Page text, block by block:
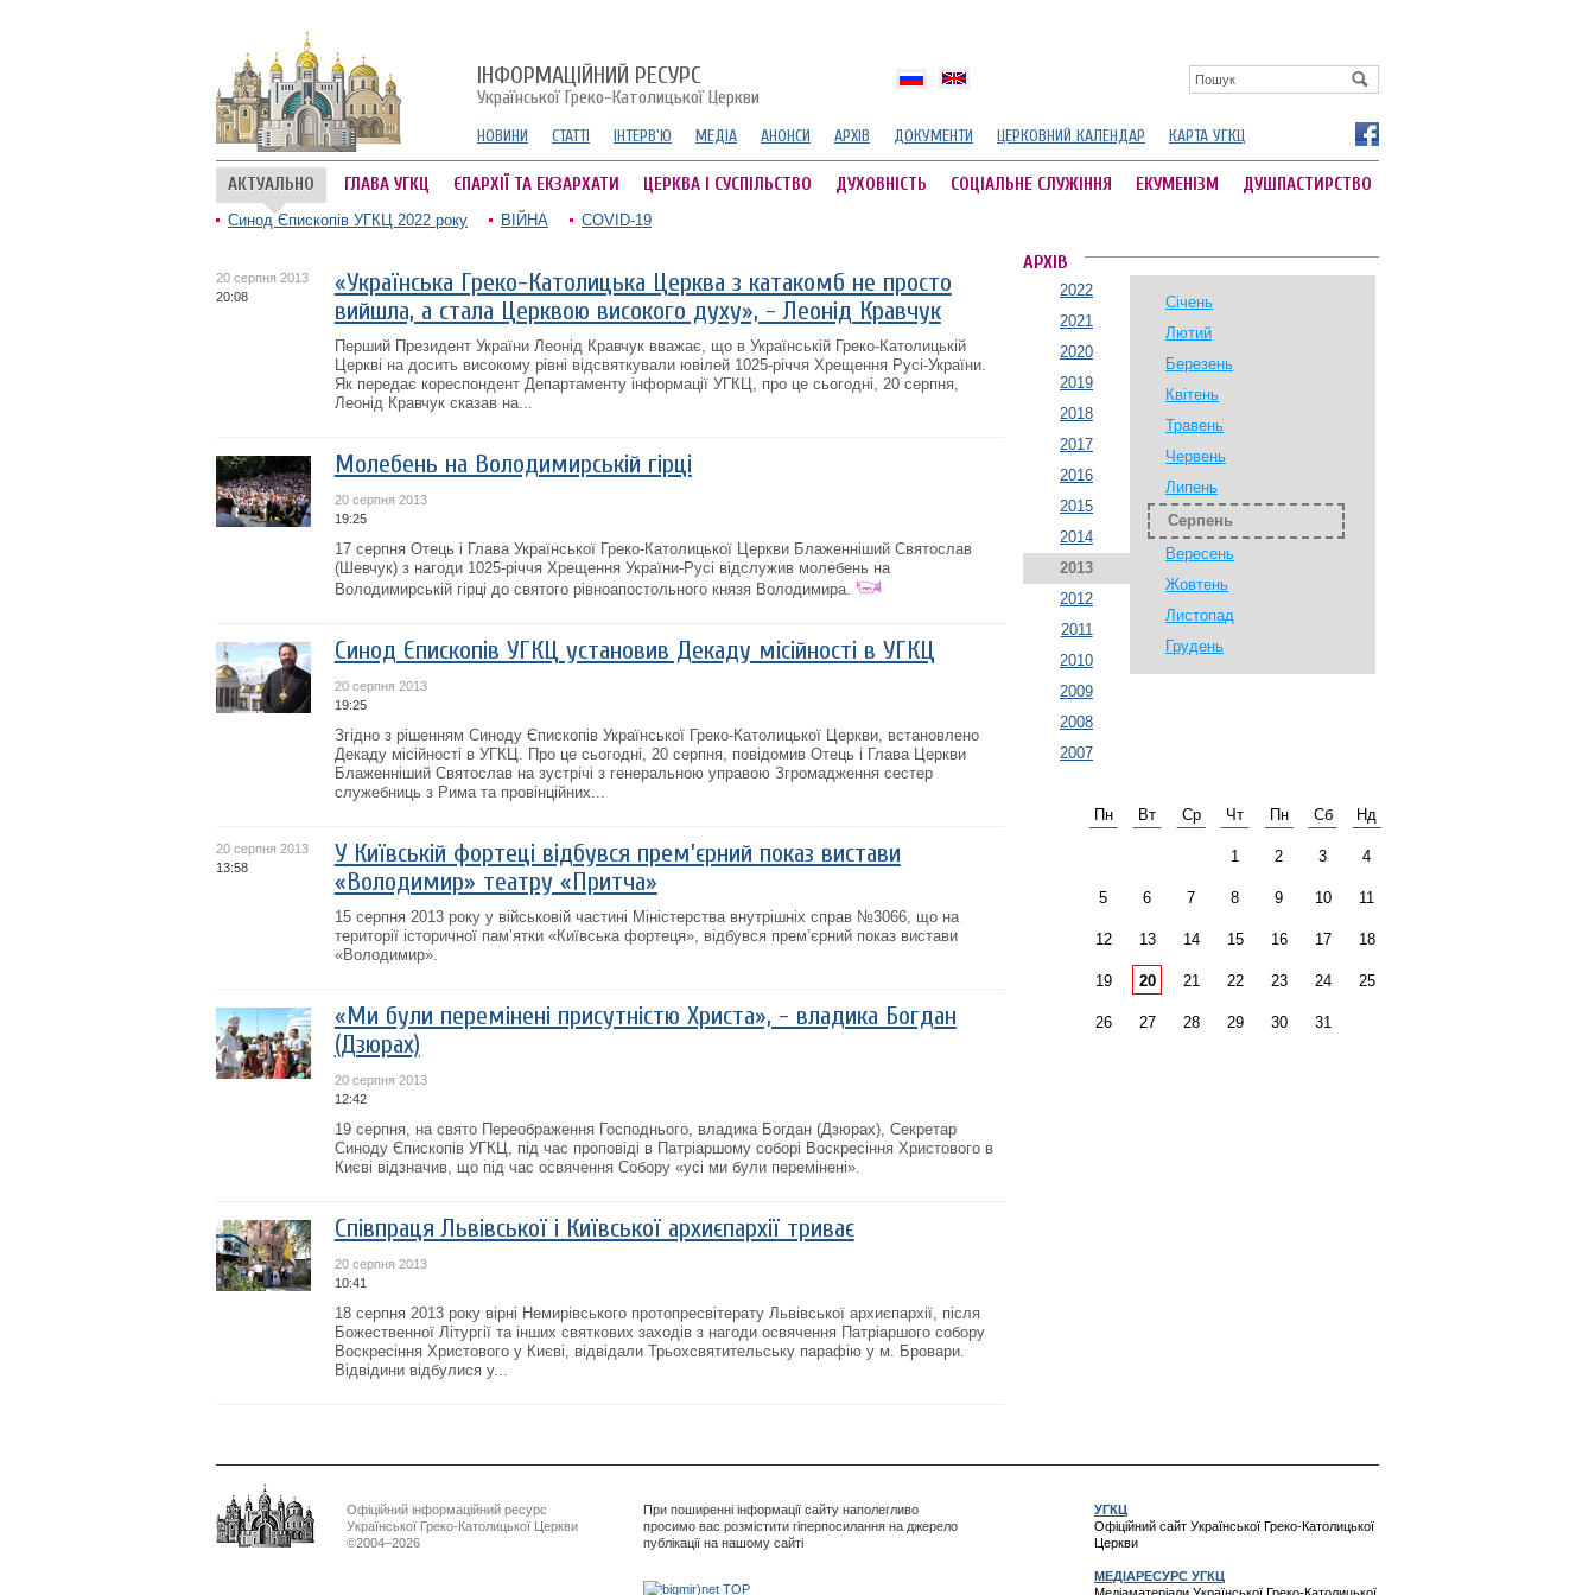
ІНФОРМАЦІЙНИЙ РЕСУРС
Української Греко-Католицької Церкви
НОВИНИ СТАТТІ ІНТЕРВ'Ю МЕДІА АНОНСИ АРХІВ ДОКУМЕНТИ ЦЕРКОВНИЙ КАЛЕНДАР КАРТА УГКЦ
АКТУАЛЬНО ГЛАВА УГКЦ ЄПАРХІЇ ТА ЕКЗАРХАТИ ЦЕРКВА І СУСПІЛЬСТВО ДУХОВНІСТЬ СОЦІАЛЬНЕ СЛУЖІННЯ ЕКУМЕНІЗМ ДУШПАСТИРСТВО
Синод Єпископів УГКЦ 2022 року ВІЙНА COVID-19
20 серпня 2013
20:08
«Українська Греко-Католицька Церква з катакомб не просто
вийшла, а стала Церквою високого духу», - Леонід Кравчук
Перший Президент України Леонід Кравчук вважає, що в Українській Греко-Католицькій
Церкві на досить високому рівні відсвяткували ювілей 1025-річчя Хрещення Русі-України.
Як передає кореспондент Департаменту інформації УГКЦ, про це сьогодні, 20 серпня,
Леонід Кравчук сказав на...
Молебень на Володимирській гірці
20 серпня 2013
19:25
17 серпня Отець і Глава Української Греко-Католицької Церкви Блаженніший Святослав
(Шевчук) з нагоди 1025-річчя Хрещення України-Русі відслужив молебень на
Володимирській гірці до святого рівноапостольного князя Володимира.
Синод Єпископів УГКЦ установив Декаду місійності в УГКЦ
20 серпня 2013
19:25
Згідно з рішенням Синоду Єпископів Української Греко-Католицької Церкви, встановлено
Декаду місійності в УГКЦ. Про це сьогодні, 20 серпня, повідомив Отець і Глава Церкви
Блаженніший Святослав на зустрічі з генеральною управою Згромадження сестер
служебниць з Рима та провінційних...
20 серпня 2013
13:58
У Київській фортеці відбувся прем’єрний показ вистави
«Володимир» театру «Притча»
15 серпня 2013 року у військовій частині Міністерства внутрішніх справ №3066, що на
території історичної пам’ятки «Київська фортеця», відбувся прем’єрний показ вистави
«Володимир».
«Ми були перемінені присутністю Христа», - владика Богдан
(Дзюрах)
20 серпня 2013
12:42
19 серпня, на свято Переображення Господнього, владика Богдан (Дзюрах), Cекретар
Синоду Єпископів УГКЦ, під час проповіді в Патріаршому соборі Воскресіння Христового в
Києві відзначив, що під час освячення Собору «усі ми були перемінені».
Співпраця Львівської і Київської архиєпархії триває
20 серпня 2013
10:41
18 серпня 2013 року вірні Немирівського протопресвітерату Львівської архиєпархії, після
Божественної Літургії та інших святкових заходів з нагоди освячення Патріаршого собору
Воскресіння Христового у Києві, відвідали Трьохсвятительську парафію у м. Бровари.
Відвідини відбулися у...
АРХІВ
2022
2021
2020
2019
2018
2017
2016
2015
2014
2013
2012
2011
2010
2009
2008
2007
Січень
Лютий
Березень
Квітень
Травень
Червень
Липень
Серпень
Вересень
Жовтень
Листопад
Грудень
Пн Вт Ср Чт Пн Сб Нд
1 2 3 4
5 6 7 8 9 10 11
12 13 14 15 16 17 18
19 20 21 22 23 24 25
26 27 28 29 30 31
Офіційний інформаційний ресурс
Української Греко-Католицької Церкви
©2004–2026
При поширенні інформації сайту наполегливо
просимо вас розмістити гіперпосилання на джерело
публікації на нашому сайті
УГКЦ
Офіційний сайт Української Греко-Католицької
Церкви
МЕДІАРЕСУРС УГКЦ